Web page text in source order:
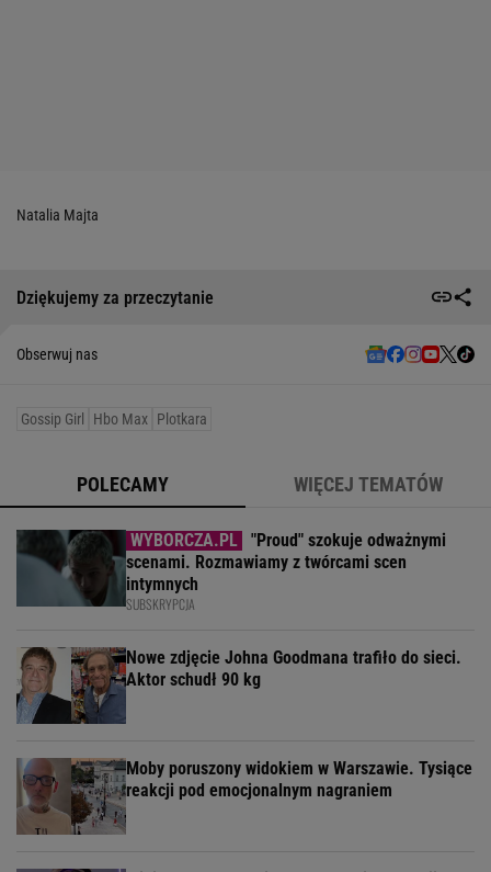
Natalia Majta
Dziękujemy za przeczytanie
Obserwuj nas
Gossip Girl Hbo Max Plotkara
POLECAMY WIĘCEJ TEMATÓW
"Proud" szokuje odważnymi
scenami. Rozmawiamy z twórcami scen
intymnych
SUBSKRYPCJA
Nowe zdjęcie Johna Goodmana trafiło do sieci.
Aktor schudł 90 kg
Moby poruszony widokiem w Warszawie. Tysiące
reakcji pod emocjonalnym nagraniem